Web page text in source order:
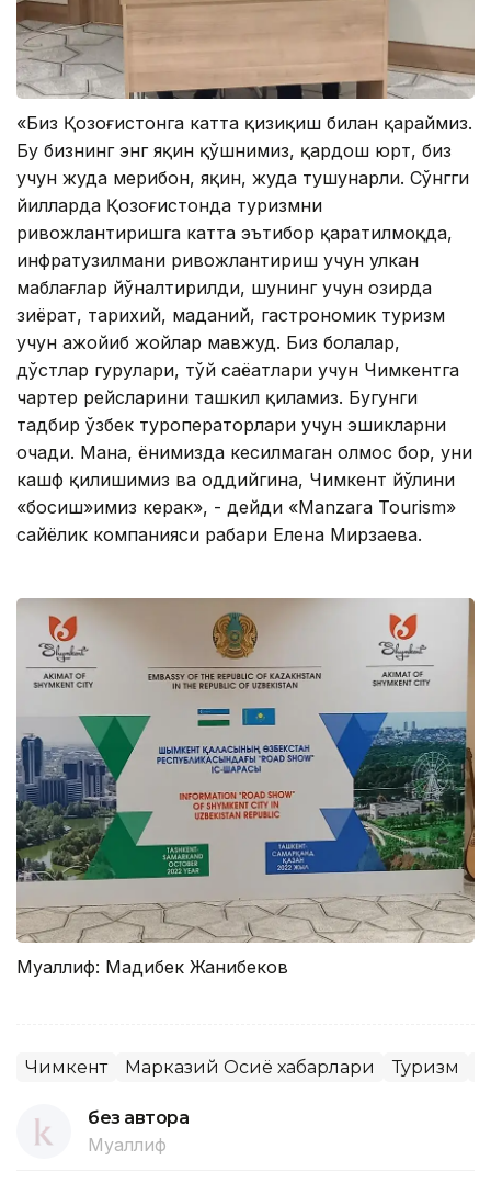
«Биз Қозоғистонга катта қизиқиш билан қараймиз.
Бу бизнинг энг яқин қўшнимиз, қардош юрт, биз
учун жуда меҳрибон, яқин, жуда тушунарли. Сўнгги
йилларда Қозоғистонда туризмни
ривожлантиришга катта эътибор қаратилмоқда,
инфратузилмани ривожлантириш учун улкан
маблағлар йўналтирилди, шунинг учун ҳозирда
зиёрат, тарихий, маданий, гастрономик туризм
учун ажойиб жойлар мавжуд. Биз болалар,
дўстлар гуруҳлари, тўй саёҳатлари учун Чимкентга
чартер рейсларини ташкил қиламиз. Бугунги
тадбир ўзбек туроператорлари учун эшикларни
очади. Мана, ёнимизда кесилмаган олмос бор, уни
кашф қилишимиз ва оддийгина, Чимкент йўлини
«босиш»имиз керак», - дейди «Маnzara Tourism»
сайёҳлик компанияси раҳбари Елена Мирзаева.
Муаллиф: Мадибек Жанибеков
Чимкент Марказий Осиё хабарлари Туризм
без автора
Муаллиф